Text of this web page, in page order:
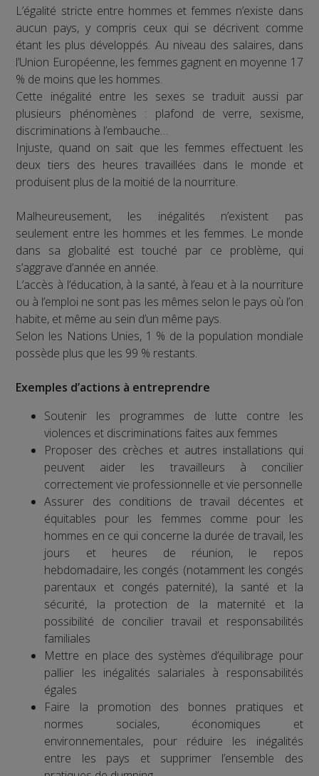
L’égalité stricte entre hommes et femmes n’existe dans
aucun pays, y compris ceux qui se décrivent comme
étant les plus développés. Au niveau des salaires, dans
l’Union Européenne, les femmes gagnent en moyenne 17
% de moins que les hommes.
Cette inégalité entre les sexes se traduit aussi par
plusieurs phénomènes : plafond de verre, sexisme,
discriminations à l’embauche…
Injuste, quand on sait que les femmes effectuent les
deux tiers des heures travaillées dans le monde et
produisent plus de la moitié de la nourriture.
Malheureusement, les inégalités n’existent pas
seulement entre les hommes et les femmes. Le monde
dans sa globalité est touché par ce problème, qui
s’aggrave d’année en année.
L’accès à l’éducation, à la santé, à l’eau et à la nourriture
ou à l’emploi ne sont pas les mêmes selon le pays où l’on
habite, et même au sein d’un même pays.
Selon les Nations Unies, 1 % de la population mondiale
possède plus que les 99 % restants.
Exemples d’actions à entreprendre
Soutenir les programmes de lutte contre les
violences et discriminations faites aux femmes
Proposer des crèches et autres installations qui
peuvent aider les travailleurs à concilier
correctement vie professionnelle et vie personnelle
Assurer des conditions de travail décentes et
équitables pour les femmes comme pour les
hommes en ce qui concerne la durée de travail, les
jours et heures de réunion, le repos
hebdomadaire, les congés (notamment les congés
parentaux et congés paternité), la santé et la
sécurité, la protection de la maternité et la
possibilité de concilier travail et responsabilités
familiales
Mettre en place des systèmes d’équilibrage pour
pallier les inégalités salariales à responsabilités
égales
Faire la promotion des bonnes pratiques et
normes sociales, économiques et
environnementales, pour réduire les inégalités
entre les pays et supprimer l’ensemble des